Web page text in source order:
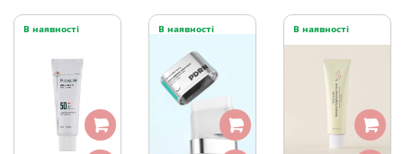
В наявності В наявності В наявності